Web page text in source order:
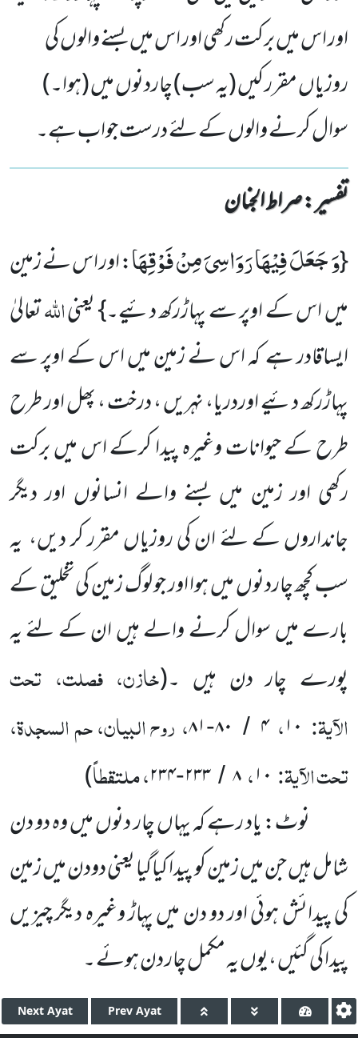
اور اس میں برکت رکھی اور اس میں بسنے والوں کی
روزیاں مقرر کیں (یہ سب) چاردنوں میں (ہوا۔)
سوال کرنے والوں کے لئے درست جواب ہے۔
تفسیر : ‎صراط الجنان
{وَ جَعَلَ فِیْهَا رَوَاسِیَ مِنْ فَوْقِهَا: اور اس نے زمین
میں اس کے اوپر سے پہاڑرکھ دئیے۔} یعنیاللہتعالیٰ
ایساقادر ہے کہ اس نے زمین میں اس کے اوپر سے
پہاڑرکھ دئیے اوردریا، نہریں ، درخت ، پھل اور طرح
طرح کے حیوانات وغیرہ پیدا کرکے اس میں برکت
رکھی اور زمین میں بسنے والے انسانوں اور دیگر
جانداروں کے لئے ان کی روزیاں مقرر کر دیں، یہ
سب کچھ چاردنوں میں ہوا اور جو لوگ زمین کی تخلیق کے
بارے میں سوال کرنے والے ہیں ان کے لئے یہ
پورے چار دن ہیں ۔(خازن، فصلت، تحت
الآیۃ: ۱۰، ۴ / ۸۰-۸۱، روح البیان، حم السجدۃ،
تحت الآیۃ: ۱۰،۸ / ۲۳۳-۲۳۴، ملتقطاً)
نوٹ: یاد رہے کہ یہاں چار دنوں میں وہ دو دن
شامل ہیں جن میں زمین کو پیدا کیاگیا یعنی دودن میں زمین
کی پیدائش ہوئی اور دو دن میں پہاڑ وغیرہ دیگر چیزیں
پیدا کی گئیں ،یوں یہ مکمل چار دن ہوئے ۔
Next Ayat Prev Ayat